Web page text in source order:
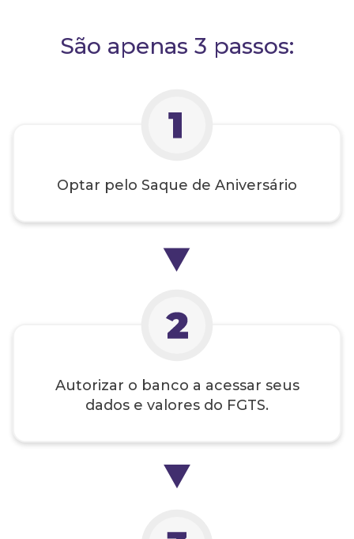
São apenas 3 passos:
Optar pelo Saque de Aniversário
Autorizar o banco a acessar seus
dados e valores do FGTS.